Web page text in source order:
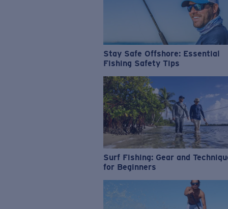
Stay Safe Offshore: Essential
Fishing Safety Tips
Surf Fishing: Gear and
for Beginners